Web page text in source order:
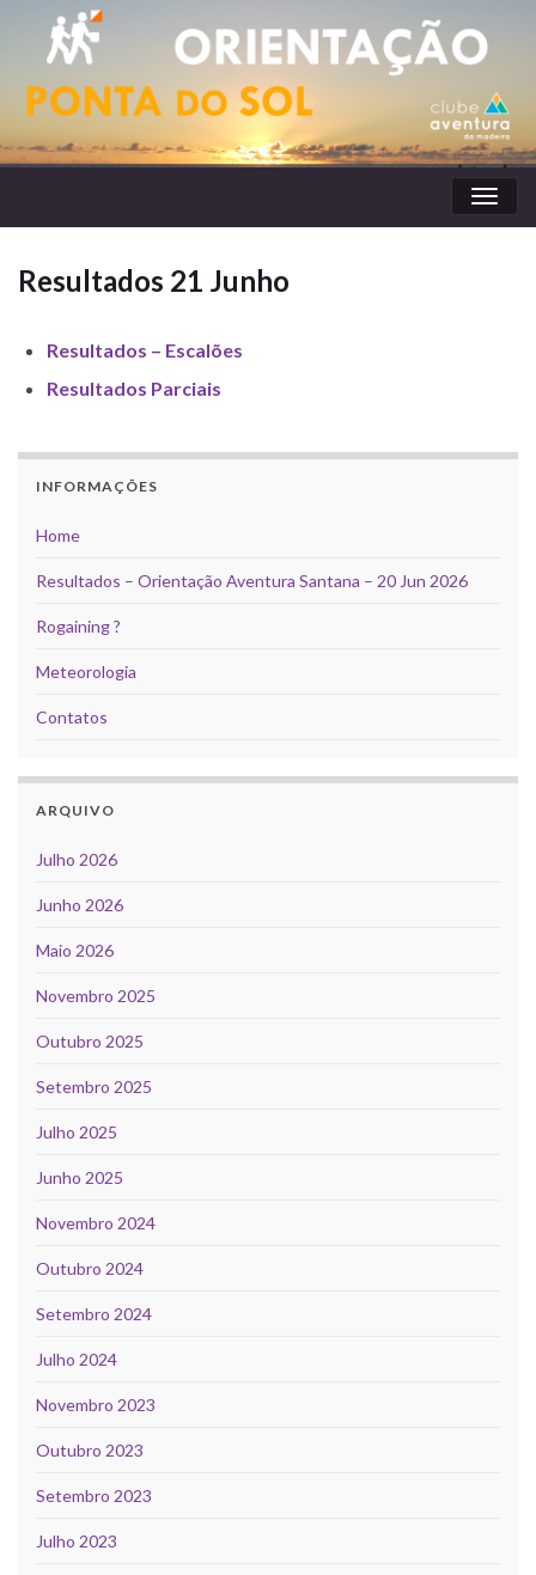
Resultados 21 Junho
Resultados – Escalões
Resultados Parciais
INFORMAÇÕES
Home
Resultados – Orientação Aventura Santana – 20 Jun 2026
Rogaining ?
Meteorologia
Contatos
ARQUIVO
Julho 2026
Junho 2026
Maio 2026
Novembro 2025
Outubro 2025
Setembro 2025
Julho 2025
Junho 2025
Novembro 2024
Outubro 2024
Setembro 2024
Julho 2024
Novembro 2023
Outubro 2023
Setembro 2023
Julho 2023